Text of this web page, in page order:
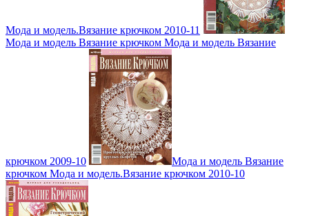
Мода и модель.Вязание крючком 2010-11
Мода и модель Вязание крючком Мода и модель Вязание
крючком 2009-10
Мода и модель Вязание
крючком Мода и модель.Вязание крючком 2010-10